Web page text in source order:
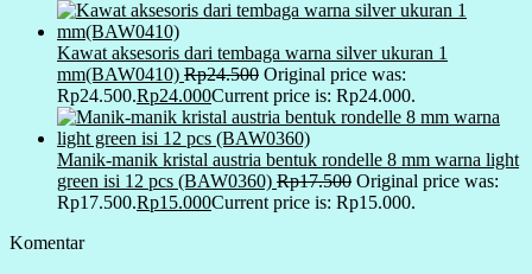
Kawat aksesoris dari tembaga warna silver ukuran 1
mm(BAW0410) Rp24.500 Original price was:
Rp24.500.Rp24.000Current price is: Rp24.000.
Manik-manik kristal austria bentuk rondelle 8 mm warna light
green isi 12 pcs (BAW0360) Rp17.500 Original price was:
Rp17.500.Rp15.000Current price is: Rp15.000.
Komentar